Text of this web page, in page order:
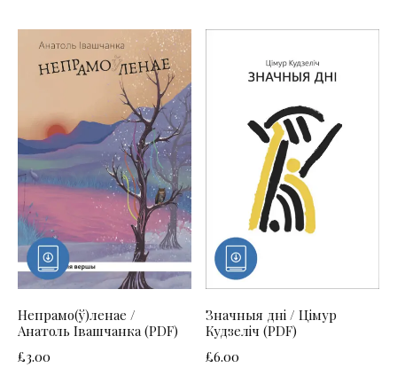
Непрамо(ў)ленае /
Анатоль Івашчанка (PDF)
£3.00
Значныя дні / Цімур
Кудзеліч (PDF)
£6.00